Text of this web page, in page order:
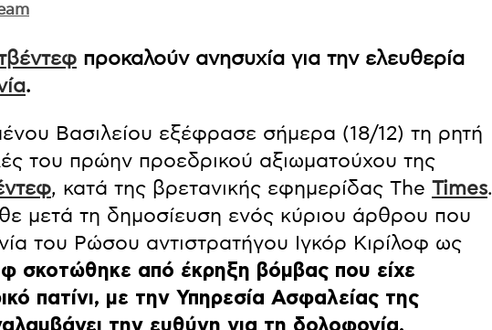
προκαλούν ανησυχία για την ελευθερία
.
Βασιλείου εξέφρασε σήμερα (18/12) τη ρητή
του πρώην προεδρικού αξιωματούχου της
, κατά της βρετανικής εφημερίδας The Times.
μετά τη δημοσίευση ενός κύριου άρθρου που
του Ρώσου αντιστρατήγου Ιγκόρ Κιρίλοφ ως
σκοτώθηκε από έκρηξη βόμβας που είχε
πατίνι, με την Υπηρεσία Ασφαλείας της
την ευθύνη για τη δολοφονία.